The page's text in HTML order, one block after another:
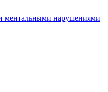
ментальными нарушениями+